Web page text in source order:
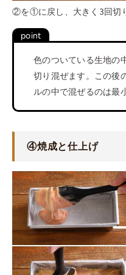
②を①に戻し、大きく3回切
色のついている生地の
切り混ぜます。この後
ルの中で混ぜるのは最
④焼成と仕上げ